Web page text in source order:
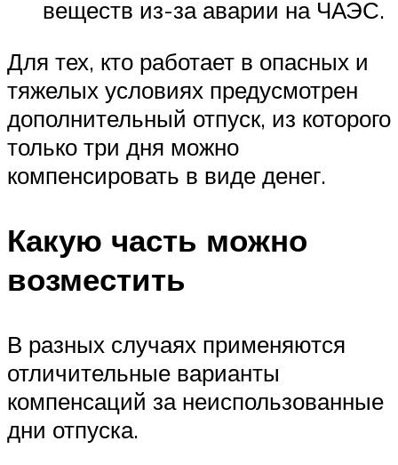
веществ из-за аварии на ЧАЭС.
Для тех, кто работает в опасных и
тяжелых условиях предусмотрен
дополнительный отпуск, из которого
только три дня можно
компенсировать в виде денег.
Какую часть можно
возместить
В разных случаях применяются
отличительные варианты
компенсаций за неиспользованные
дни отпуска.